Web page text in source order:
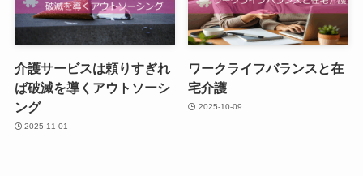
介護サービスは頼りすぎれ
ば破滅を導くアウトソーシ
ング
2025-11-01
ワークライフバランスと在
宅介護
2025-10-09